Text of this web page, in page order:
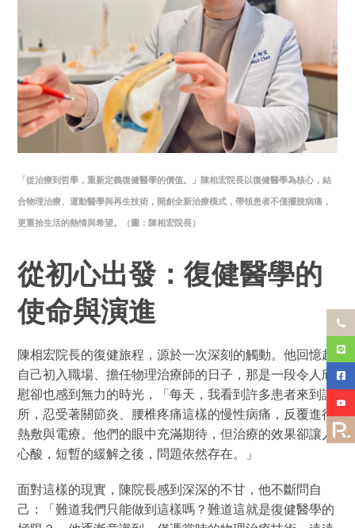
「從治療到哲學，重新定義復健醫學的價值。」陳相宏院長以復健醫學為核心，結
合物理治療、運動醫學與再生技術，開創全新治療模式，帶領患者不僅擺脫病痛，
更重拾生活的熱情與希望。（圖：陳相宏院長）
從初心出發：復健醫學的
使命與演進
陳相宏院長的復健旅程，源於一次深刻的觸動。他回憶起
自己初入職場、擔任物理治療師的日子，那是一段令人欣
慰卻也感到無力的時光，「每天，我看到許多患者來到診
所，忍受著關節炎、腰椎疼痛這樣的慢性病痛，反覆進行
熱敷與電療。他們的眼中充滿期待，但治療的效果卻讓人
心酸，短暫的緩解之後，問題依然存在。」
面對這樣的現實，陳院長感到深深的不甘，他不斷問自
己：「難道我們只能做到這樣嗎？難道這就是復健醫學的